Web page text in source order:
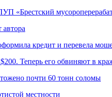
«Брестский
кредит и перевела
Теперь его обвиняют в
почти 60 тонн соломы
местности